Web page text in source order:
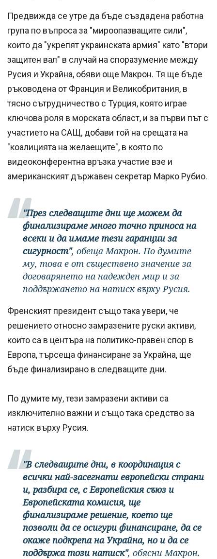
Предвижда се утре да бъде създадена работна
група по въпроса за "мироопазващите сили",
които да "укрепят украинската армия" като "втори
защитен вал" в случай на споразумение между
Русия и Украйна, обяви още Макрон. Тя ще бъде
ръководена от Франция и Великобритания, в
тясно сътрудничество с Турция, която играе
ключова роля в морската област, и за първи път с
участието на САЩ, добави той на срещата на
"коалицията на желаещите", в която по
видеоконферентна връзка участие взе и
американският държавен секретар Марко Рубио.
"През следващите дни ще можем да
финализираме много точно приноса на
всеки и да имаме тези гаранции за
сигурност", обеща Макрон. По думите
му, това е от съществено значение за
договарянето на надежден мир и за
поддържането на натиск върху Русия.
Френският президент също така увери, че
решението относно замразените руски активи,
които са в центъра на политико-правен спор в
Европа, търсеща финансиране за Украйна, ще
бъде финализирано в следващите дни.
По думите му, тези замразени активи са
изключително важни и също така средство за
натиск върху Русия.
"В следващите дни, в координация с
всички най-засегнати европейски страни
и, разбира се, с Европейския съюз и
Европейската комисия, ще
финализираме решение, което ще
позволи да се осигури финансиране, да се
окаже подкрепа на Украйна, но и да се
поддържа този натиск", обясни Макрон.